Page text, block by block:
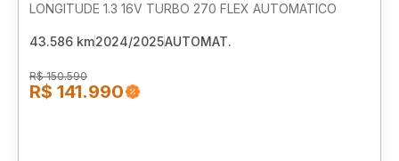
LONGITUDE 1.3 16V TURBO 270 FLEX AUTOMATICO
43.586 km2024/2025AUTOMAT.
R$ 150.590
R$ 141.990